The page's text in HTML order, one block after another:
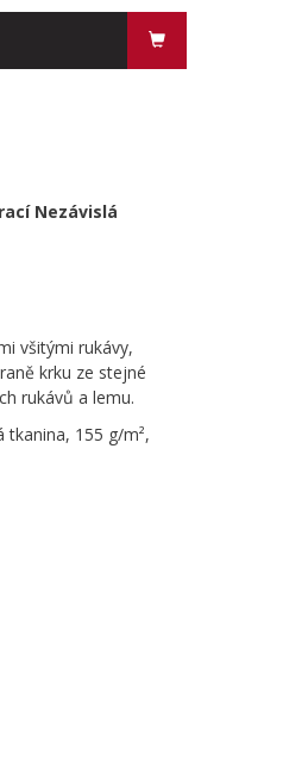
Nezávislá
všitými rukávy,
krku ze stejné
rukávů a lemu.
tkanina, 155 g/m²,